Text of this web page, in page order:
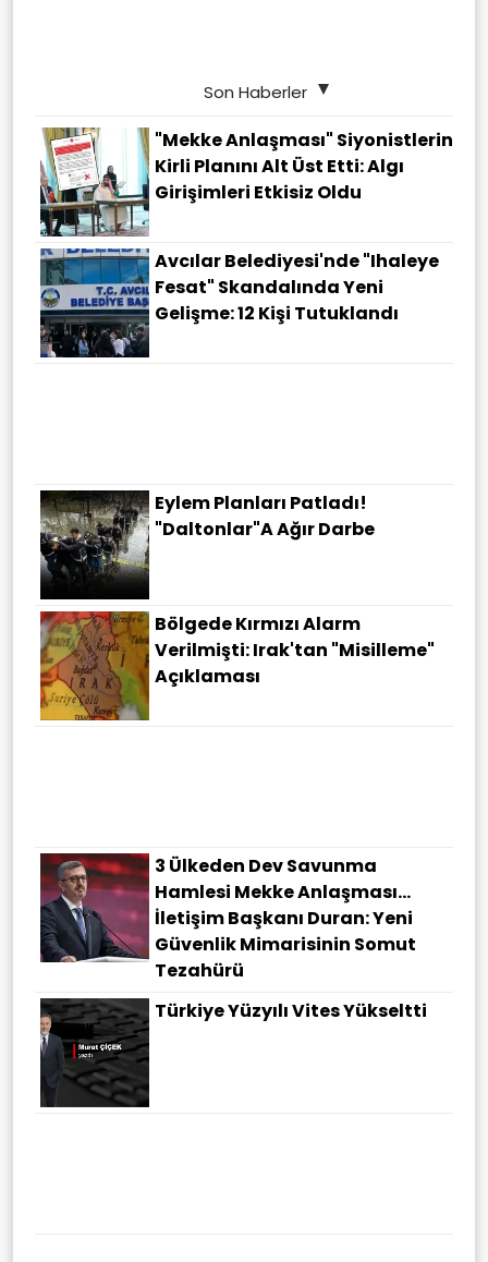
Son Haberler
"Mekke Anlaşması" Siyonistlerin
Kirli Planını Alt Üst Etti: Algı
Girişimleri Etkisiz Oldu
Avcılar Belediyesi'nde "ihaleye
Fesat" Skandalında Yeni
Gelişme: 12 Kişi Tutuklandı
Eylem Planları Patladı!
"Daltonlar"a Ağır Darbe
Bölgede Kırmızı Alarm
Verilmişti: Irak'tan "misilleme"
Açıklaması
3 Ülkeden Dev Savunma
Hamlesi Mekke Anlaşması…
İletişim Başkanı Duran: Yeni
Güvenlik Mimarisinin Somut
Tezahürü
Türkiye Yüzyılı Vites Yükseltti